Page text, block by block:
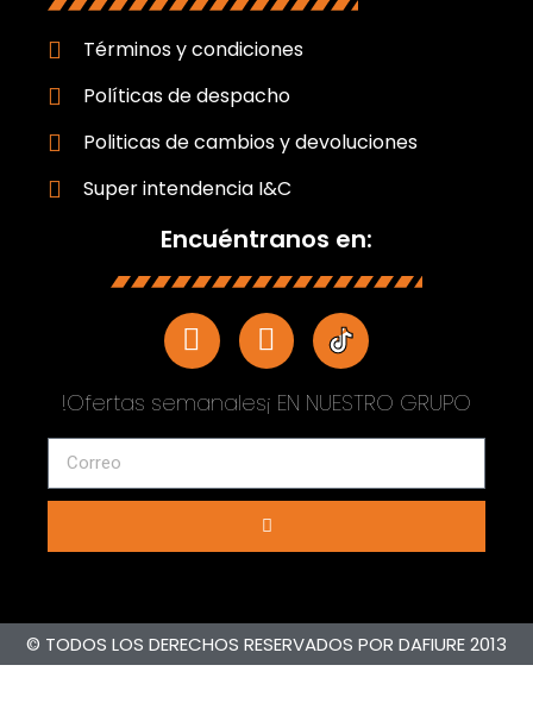
Términos y condiciones
Políticas de despacho
Politicas de cambios y devoluciones
Super intendencia I&C
Encuéntranos en:
!Ofertas semanales¡ EN NUESTRO GRUPO
© TODOS LOS DERECHOS RESERVADOS POR DAFIURE 2013